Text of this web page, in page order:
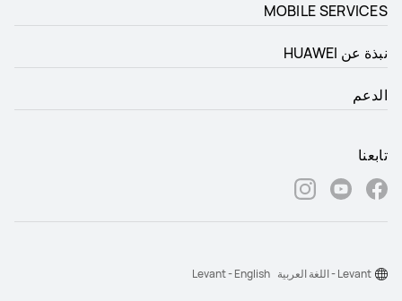
MOBILE SERVICES
نبذة عن HUAWEI
الدعم
تابعنا
Levant - اللغة العربية Levant - English